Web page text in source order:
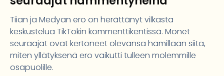
Tiian ja Medyan ero on herättänyt vilkasta
keskustelua TikTokin kommenttikentissä. Monet
seuraajat ovat kertoneet olevansa hämillään siitä,
miten yllätyksenä ero vaikutti tulleen molemmille
osapuolille.